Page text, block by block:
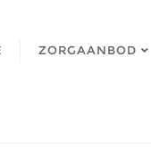
ZORGAANBOD